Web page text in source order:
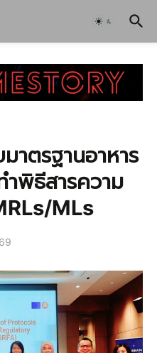
าตรฐานอาหาร
ำพิธีสารความ
MLs